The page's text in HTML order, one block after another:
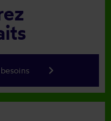
keyboard_arrow_right